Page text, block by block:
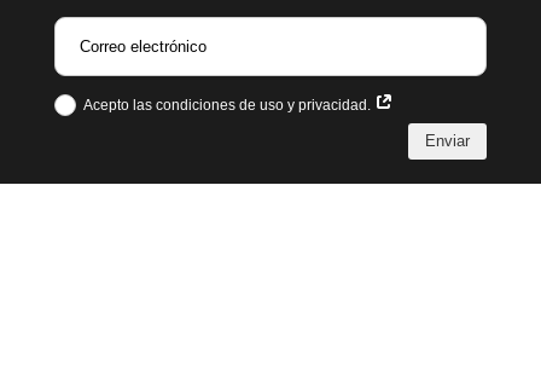
Acepto las condiciones de uso y privacidad.
Enviar